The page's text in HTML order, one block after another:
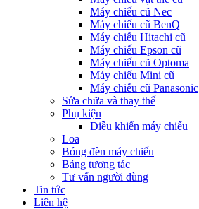
Máy chiếu cũ Nec
Máy chiếu cũ BenQ
Máy chiếu Hitachi cũ
Máy chiếu Epson cũ
Máy chiếu cũ Optoma
Máy chiếu Mini cũ
Máy chiếu cũ Panasonic
Sửa chữa và thay thế
Phụ kiện
Điều khiển máy chiếu
Loa
Bóng đèn máy chiếu
Bảng tương tác
Tư vấn người dùng
Tin tức
Liên hệ